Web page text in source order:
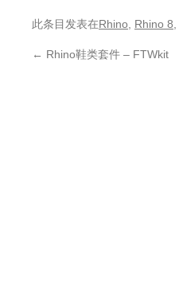
此条目发表在Rhino Rhino 8
← Rhino鞋类套件 – FTWkit